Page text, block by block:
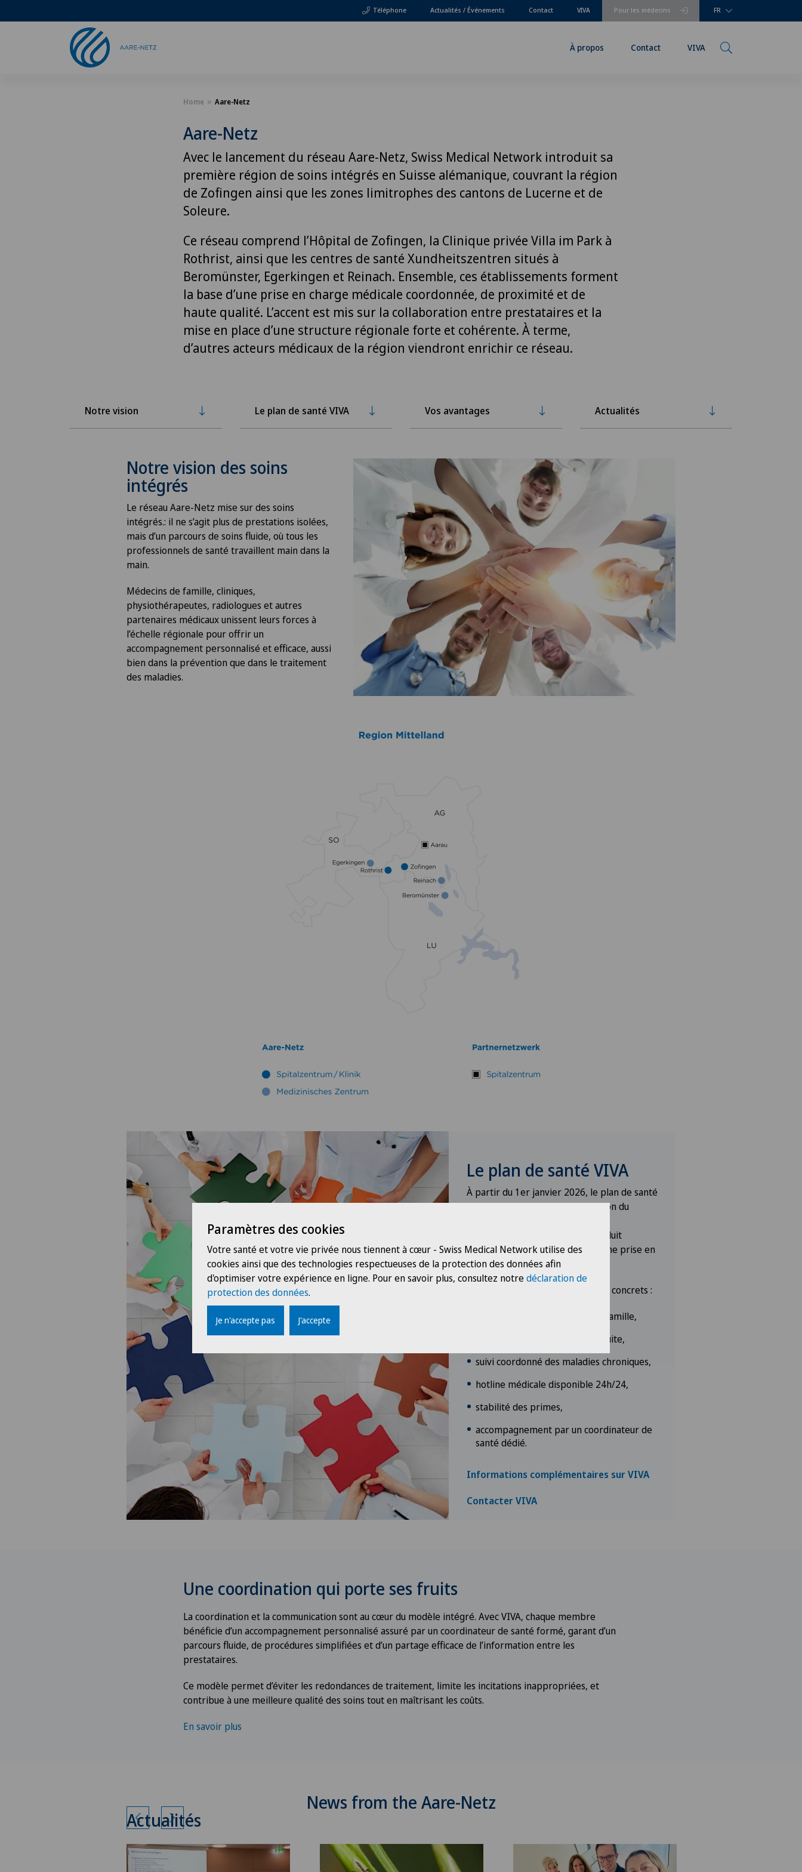
Téléphone Pour les médecins
Actualités / Événements Contact VIVA FR
À propos Contact VIVA
Home Aare-Netz
Aare-Netz
Avec le lancement du réseau Aare-Netz, Swiss Medical Network introduit sa
première région de soins intégrés en Suisse alémanique, couvrant la région
de Zofingen ainsi que les zones limitrophes des cantons de Lucerne et de
Soleure.
Ce réseau comprend l’Hôpital de Zofingen, la Clinique privée Villa im Park à
Rothrist, ainsi que les centres de santé Xundheitszentren situés à
Beromünster, Egerkingen et Reinach. Ensemble, ces établissements forment
la base d’une prise en charge médicale coordonnée, de proximité et de
haute qualité. L’accent est mis sur la collaboration entre prestataires et la
mise en place d’une structure régionale forte et cohérente. À terme,
d’autres acteurs médicaux de la région viendront enrichir ce réseau.
Notre vision Le plan de santé VIVA Vos avantages Actualités
Notre vision des soins
intégrés
Le réseau Aare-Netz mise sur des soins
intégrés.: il ne s’agit plus de prestations isolées,
mais d’un parcours de soins fluide, où tous les
professionnels de santé travaillent main dans la
main.
Médecins de famille, cliniques,
physiothérapeutes, radiologues et autres
partenaires médicaux unissent leurs forces à
l’échelle régionale pour offrir un
accompagnement personnalisé et efficace, aussi
bien dans la prévention que dans le traitement
des maladies.
Le plan de santé VIVA
À partir du 1er janvier 2026, le plan de santé
VIVA sera disponible dans la région du
collaboration avec Visana, ce produit
d’assurance offre aux membres une prise en
charge intégrée et coordonnée.
VIVA repose sur six engagements concrets :
accès garanti à un médecin de famille,
prévention personnalisée gratuite,
suivi coordonné des maladies chroniques,
hotline médicale disponible 24h/24,
stabilité des primes,
accompagnement par un coordinateur de
santé dédié.
Informations complémentaires sur VIVA
Contacter VIVA
Une coordination qui porte ses fruits
La coordination et la communication sont au cœur du modèle intégré. Avec VIVA, chaque membre
bénéficie d’un accompagnement personnalisé assuré par un coordinateur de santé formé, garant d’un
parcours fluide, de procédures simplifiées et d’un partage efficace de l’information entre les
prestataires.
Ce modèle permet d’éviter les redondances de traitement, limite les incitations inappropriées, et
contribue à une meilleure qualité des soins tout en maîtrisant les coûts.
En savoir plus
News from the Aare-Netz
Actualités
Paramètres des cookies
Votre santé et votre vie privée nous tiennent à cœur - Swiss Medical Network utilise des
cookies ainsi que des technologies respectueuses de la protection des données afin
d'optimiser votre expérience en ligne. Pour en savoir plus, consultez notredéclaration de
protection des données.
Je n'accepte pas J'accepte